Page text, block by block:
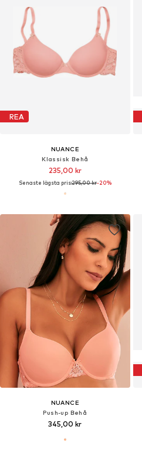
REA
NUANCE
Klassisk Behå
235,00 kr
Senaste lägsta pris:295,00 kr-20%
NUANCE
Push-up Behå
345,00 kr